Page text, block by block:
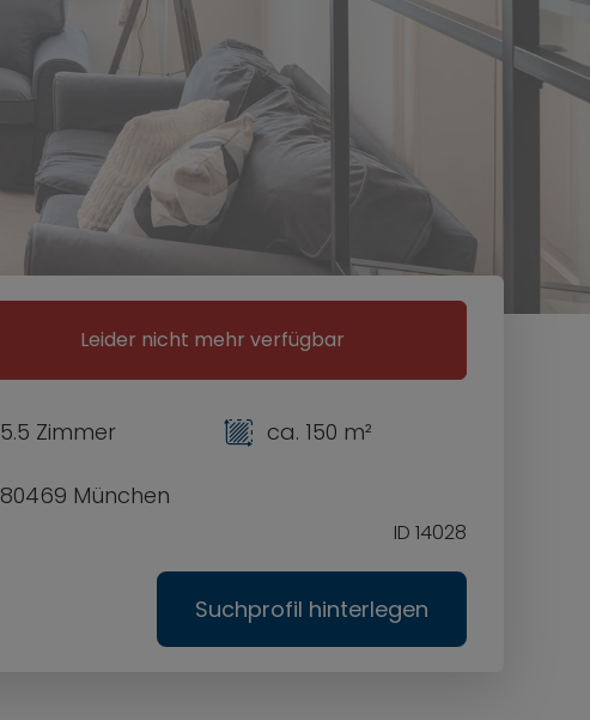
Leider nicht mehr verfügbar
80469 München
ID 14028
5.5 Zimmer ca. 150 m²
Suchprofil hinterlegen